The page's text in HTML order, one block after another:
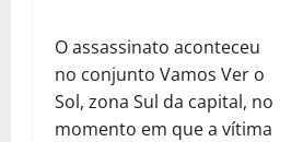
O assassinato aconteceu
no conjunto Vamos Ver o
Sol, zona Sul da capital, no
momento em que a vítima